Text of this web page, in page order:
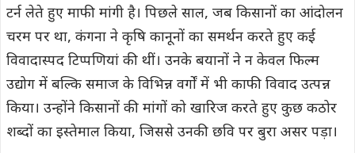
टर्न लेते हुए माफी मांगी है। पिछले साल, जब किसानों का आंदोलन
चरम पर था, कंगना ने कृषि कानूनों का समर्थन करते हुए कई
विवादास्पद टिप्पणियां की थीं। उनके बयानों ने न केवल फिल्म
उद्योग में बल्कि समाज के विभिन्न वर्गों में भी काफी विवाद उत्पन्न
किया। उन्होंने किसानों की मांगों को खारिज करते हुए कुछ कठोर
शब्दों का इस्तेमाल किया, जिससे उनकी छवि पर बुरा असर पड़ा।